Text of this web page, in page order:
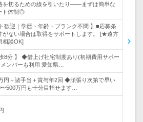
を切るための線を引いたり――まずは簡単な
ト体制◎
歓迎｜学歴・年齢・ブランク不問 】■応募条
がない場合は取得をサポートします。 [★遠方
相談OK]
8分 】 ◆借上げ社宅制度あり(初期費用サポー
ンバーも利用 愛知県…
円＋諸手当＋賞与年2回 ◆頑張り次第で早い
500万円も十分目指せます…